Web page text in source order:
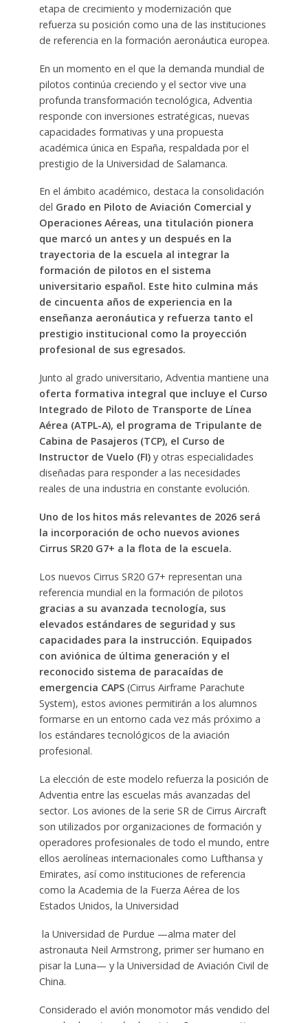
etapa de crecimiento y modernización que
refuerza su posición como una de las instituciones
de referencia en la formación aeronáutica europea.
En un momento en el que la demanda mundial de
pilotos continúa creciendo y el sector vive una
profunda transformación tecnológica, Adventia
responde con inversiones estratégicas, nuevas
capacidades formativas y una propuesta
académica única en España, respaldada por el
prestigio de la Universidad de Salamanca.
En el ámbito académico, destaca la consolidación
del Grado en Piloto de Aviación Comercial y
Operaciones Aéreas, una titulación pionera
que marcó un antes y un después en la
trayectoria de la escuela al integrar la
formación de pilotos en el sistema
universitario español. Este hito culmina más
de cincuenta años de experiencia en la
enseñanza aeronáutica y refuerza tanto el
prestigio institucional como la proyección
profesional de sus egresados.
Junto al grado universitario, Adventia mantiene una
oferta formativa integral que incluye el Curso
Integrado de Piloto de Transporte de Línea
Aérea (ATPL-A), el programa de Tripulante de
Cabina de Pasajeros (TCP), el Curso de
Instructor de Vuelo (FI) y otras especialidades
diseñadas para responder a las necesidades
reales de una industria en constante evolución.
Uno de los hitos más relevantes de 2026 será
la incorporación de ocho nuevos aviones
Cirrus SR20 G7+ a la flota de la escuela.
Los nuevos Cirrus SR20 G7+ representan una
referencia mundial en la formación de pilotos
gracias a su avanzada tecnología, sus
elevados estándares de seguridad y sus
capacidades para la instrucción. Equipados
con aviónica de última generación y el
reconocido sistema de paracaídas de
emergencia CAPS (Cirrus Airframe Parachute
System), estos aviones permitirán a los alumnos
formarse en un entorno cada vez más próximo a
los estándares tecnológicos de la aviación
profesional.
La elección de este modelo refuerza la posición de
Adventia entre las escuelas más avanzadas del
sector. Los aviones de la serie SR de Cirrus Aircraft
son utilizados por organizaciones de formación y
operadores profesionales de todo el mundo, entre
ellos aerolíneas internacionales como Lufthansa y
Emirates, así como instituciones de referencia
como la Academia de la Fuerza Aérea de los
Estados Unidos, la Universidad
la Universidad de Purdue —alma mater del
astronauta Neil Armstrong, primer ser humano en
pisar la Luna— y la Universidad de Aviación Civil de
China.
Considerado el avión monomotor más vendido del